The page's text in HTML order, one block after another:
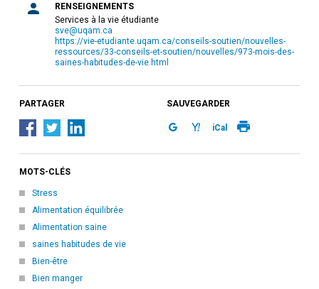
RENSEIGNEMENTS
Services à la vie étudiante
sve@uqam.ca
https://vie-etudiante.uqam.ca/conseils-soutien/nouvelles-
ressources/33-conseils-et-soutien/nouvelles/973-mois-des-
saines-habitudes-de-vie.html
PARTAGER SAUVEGARDER
iCal
MOTS-CLÉS
Stress
Alimentation équilibrée
Alimentation saine
saines habitudes de vie
Bien-être
Bien manger